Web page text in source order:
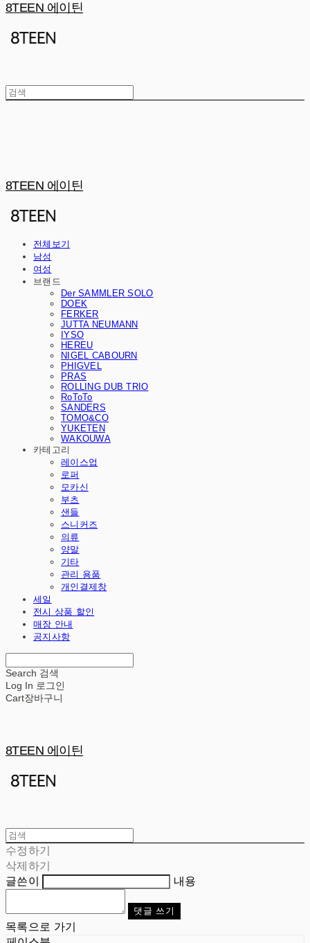
8TEEN 에이틴
8TEEN 에이틴
전체보기
남성
여성
브랜드
Der SAMMLER SOLO
DOEK
FERKER
JUTTA NEUMANN
IYSO
HEREU
NIGEL CABOURN
PHIGVEL
PRAS
ROLLING DUB TRIO
RoToTo
SANDERS
TOMO&CO
YUKETEN
WAKOUWA
카테고리
레이스업
로퍼
모카신
부츠
샌들
스니커즈
의류
양말
기타
관리 용품
개인결제창
세일
전시 상품 할인
매장 안내
공지사항
Search 검색
Log In 로그인
Cart장바구니
8TEEN 에이틴
수정하기
삭제하기
글쓴이
내용
댓글 쓰기
목록으로 가기